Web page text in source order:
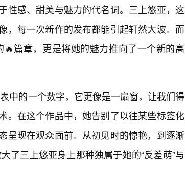
性感、甜美与魅力的代名词。三上悠亚，这
，每一次新作的发布都能引起轩然大波。而
篇章，更是将她的魅力推向了一个新的高
中的一个数字，它更像是一扇窗，让我们得
。在这个作品中，她告别了以往某些标签化
呈现在观众面前。从初见时的惊艳，到逐渐
了三上悠亚身上那种独属于她的“反差萌”与